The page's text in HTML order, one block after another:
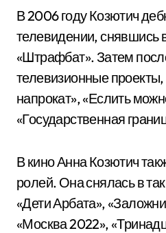
В 2006 году Козютич
телевидении, снявшись
«Штрафбат». Затем
телевизионные
напрокат», «Еслить
«Государственная
В кино Анна Козютич
ролей. Она снялась в
«Дети Арбата»,
«Москва 2022»,